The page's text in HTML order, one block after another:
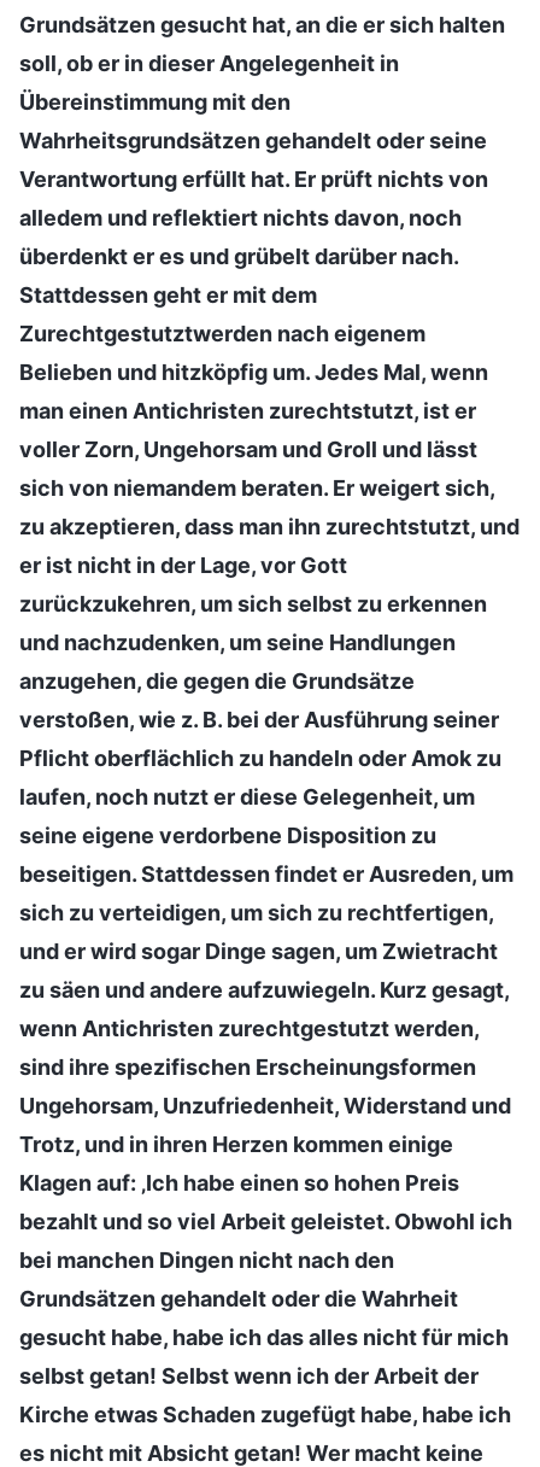
Grundsätzen gesucht hat, an die er sich halten
soll, ob er in dieser Angelegenheit in
Übereinstimmung mit den
Wahrheitsgrundsätzen gehandelt oder seine
Verantwortung erfüllt hat. Er prüft nichts von
alledem und reflektiert nichts davon, noch
überdenkt er es und grübelt darüber nach.
Stattdessen geht er mit dem
Zurechtgestutztwerden nach eigenem
Belieben und hitzköpfig um. Jedes Mal, wenn
man einen Antichristen zurechtstutzt, ist er
voller Zorn, Ungehorsam und Groll und lässt
sich von niemandem beraten. Er weigert sich,
zu akzeptieren, dass man ihn zurechtstutzt, und
er ist nicht in der Lage, vor Gott
zurückzukehren, um sich selbst zu erkennen
und nachzudenken, um seine Handlungen
anzugehen, die gegen die Grundsätze
verstoßen, wie z. B. bei der Ausführung seiner
Pflicht oberflächlich zu handeln oder Amok zu
laufen, noch nutzt er diese Gelegenheit, um
seine eigene verdorbene Disposition zu
beseitigen. Stattdessen findet er Ausreden, um
sich zu verteidigen, um sich zu rechtfertigen,
und er wird sogar Dinge sagen, um Zwietracht
zu säen und andere aufzuwiegeln. Kurz gesagt,
wenn Antichristen zurechtgestutzt werden,
sind ihre spezifischen Erscheinungsformen
Ungehorsam, Unzufriedenheit, Widerstand und
Trotz, und in ihren Herzen kommen einige
Klagen auf: ‚Ich habe einen so hohen Preis
bezahlt und so viel Arbeit geleistet. Obwohl ich
bei manchen Dingen nicht nach den
Grundsätzen gehandelt oder die Wahrheit
gesucht habe, habe ich das alles nicht für mich
selbst getan! Selbst wenn ich der Arbeit der
Kirche etwas Schaden zugefügt habe, habe ich
es nicht mit Absicht getan! Wer macht keine